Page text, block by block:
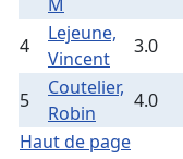
4
Lejeune,
Vincent
3.0
5
Coutelier,
Robin
4.0
Haut de page